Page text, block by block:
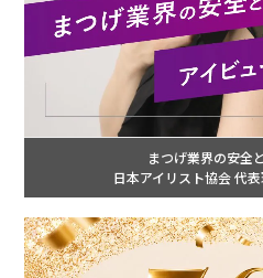
まつげ業界の安全
日本アイリスト協会 代